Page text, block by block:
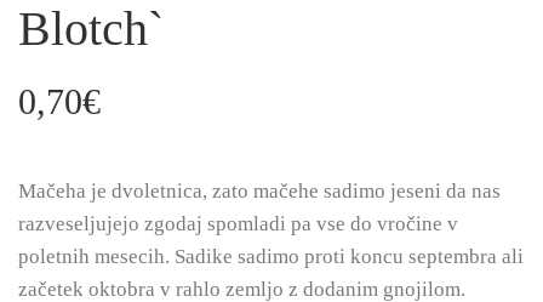
Blotch`
0,70€
Mačeha je dvoletnica, zato mačehe sadimo jeseni da nas
razveseljujejo zgodaj spomladi pa vse do vročine v
poletnih mesecih. Sadike sadimo proti koncu septembra ali
začetek oktobra v rahlo zemljo z dodanim gnojilom.